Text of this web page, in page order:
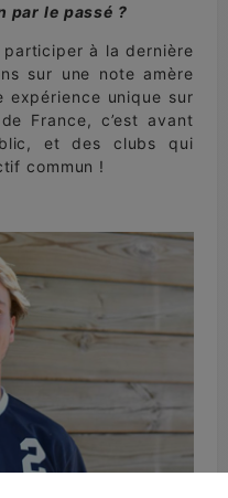
par le passé ?
à la dernière
sur une note amère
unique sur
France, c’est avant
et des clubs qui
commun !